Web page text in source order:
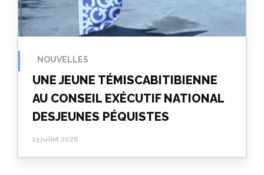
NOUVELLES
UNE JEUNE TÉMISCABITIBIENNE
AU CONSEIL EXÉCUTIF NATIONAL
DESJEUNES PÉQUISTES
13 juillet 2026